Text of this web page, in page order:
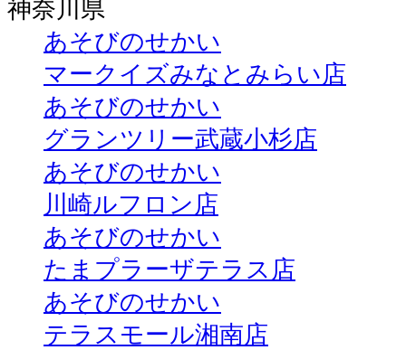
神奈川県
あそびのせかい
マークイズみなとみらい店
あそびのせかい
グランツリー武蔵小杉店
あそびのせかい
川崎ルフロン店
あそびのせかい
たまプラーザテラス店
あそびのせかい
テラスモール湘南店